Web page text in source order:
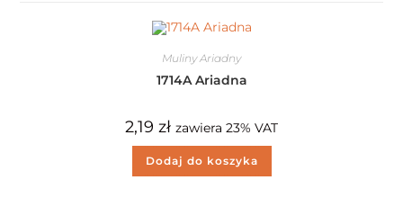
Muliny Ariadny
1714A Ariadna
2,19 zł zawiera 23% VAT
Dodaj do koszyka